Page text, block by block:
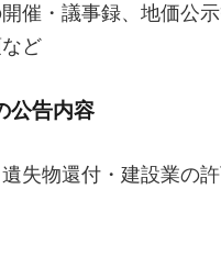
催・議事録、地価公示
ど
公告内容
遺失物還付・建設業の